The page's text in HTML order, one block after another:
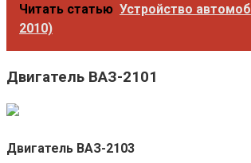
Читать статью Устройство
2010)
Двигатель ВАЗ-2101
Двигатель ВАЗ-2103